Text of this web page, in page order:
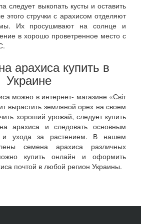
следует выкопать кусты и оставить
этого стручки с арахисом отделяют
Их просушивают на солнце и
в хорошо проветренное место с
арахиса купить в
Украине
можно в интернет- магазине «Світ
вырастить земляной орех на своем
хороший урожай, следует купить
арахиса и следовать основным
и ухода за растением. В нашем
семена арахиса различных
купить онлайн и оформить
почтой в любой регион Украины.